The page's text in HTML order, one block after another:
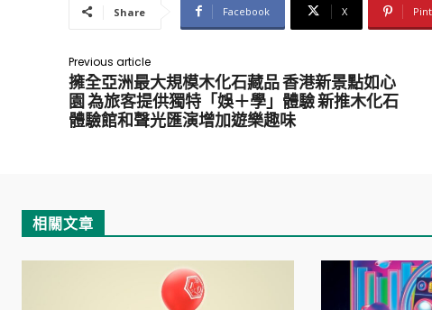
Share Facebook X
Previous article
擁全亞洲最大規模木化石藏品 香港新景點如心
園 為旅客提供獨特「娛＋學」體驗 新推木化石
體驗館和聲光匯演增加遊樂趣味
相關文章